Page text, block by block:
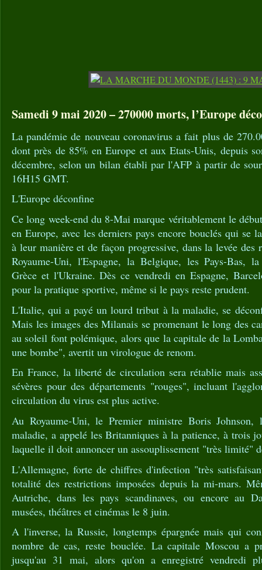
Samedi 9 mai 2020 – 270000 morts, l’Europe
La pandémie de nouveau coronavirus a fait plus de
dont près de 85% en Europe et aux Etats-Unis, depuis
décembre, selon un bilan établi par l'AFP à partir de
16H15 GMT.
L'Europe déconfine
Ce long week-end du 8-Mai marque véritablement le
en Europe, avec les derniers pays encore bouclés qui se
à leur manière et de façon progressive, dans la levée
Royaume-Uni, l'Espagne, la Belgique, les Pays-Bas,
Grèce et l'Ukraine. Dès ce vendredi en Espagne,
pour la pratique sportive, même si le pays reste prudent.
L'Italie, qui a payé un lourd tribut à la maladie, se
Mais les images des Milanais se promenant le long des
au soleil font polémique, alors que la capitale de la
une bombe", avertit un virologue de renom.
En France, la liberté de circulation sera rétablie mais
sévères pour des départements "rouges", incluant
circulation du virus est plus active.
Au Royaume-Uni, le Premier ministre Boris
maladie, a appelé les Britanniques à la patience, à trois
laquelle il doit annoncer un assouplissement "très limité"
L'Allemagne, forte de chiffres d'infection "très
totalité des restrictions imposées depuis la mi-mars.
Autriche, dans les pays scandinaves, ou encore au
musées, théâtres et cinémas le 8 juin.
A l'inverse, la Russie, longtemps épargnée mais qui
nombre de cas, reste bouclée. La capitale Moscou a
jusqu'au 31 mai, alors qu'on a enregistré vendredi